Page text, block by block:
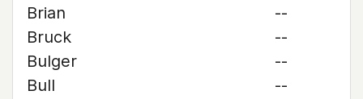
Brian
--
Bruck
--
Bulger
--
Bull
--